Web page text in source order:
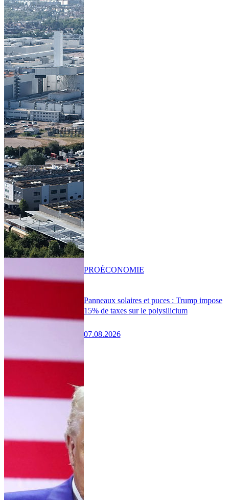
Panneaux solaires et puces : Trump impose
15% de taxes sur le polysilicium
07.08.2026
PROÉCONOMIE